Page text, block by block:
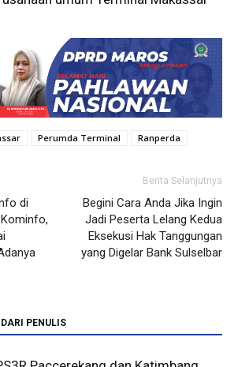
Perumda Terminal Ranperda
di
Berita Selanjutnya
Begini Cara Anda Jika Ingin
Jadi Peserta Lelang Kedua
Eksekusi Hak Tanggungan
yang Digelar Bank Sulselbar
DARI PENULIS